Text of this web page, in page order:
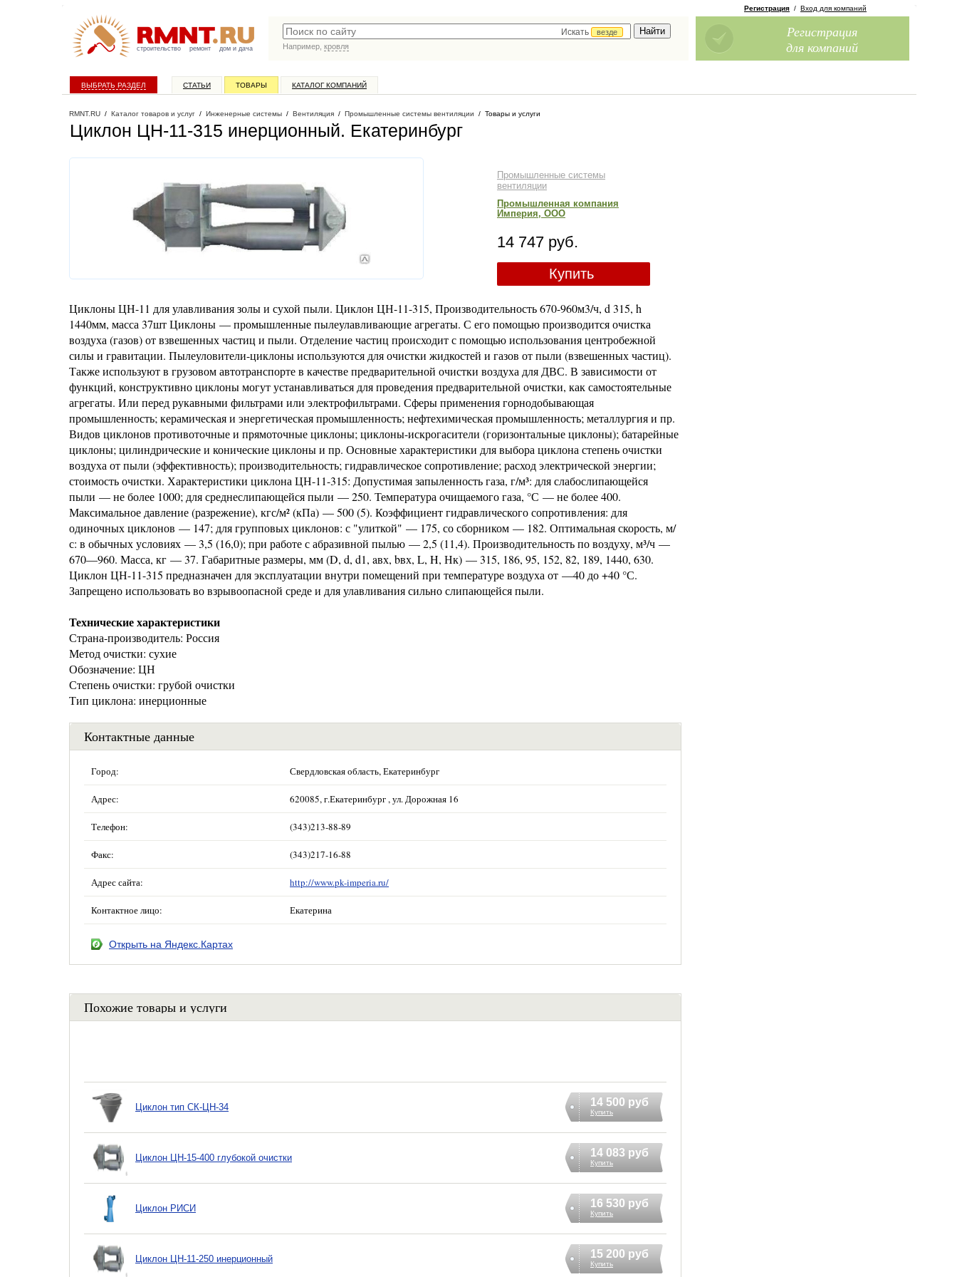
строительство ремонт дом и дача
Искать
везде
Например, кровля
Регистрация / Вход для компаний
Регистрация
для компаний
ВЫБРАТЬ РАЗДЕЛ СТАТЬИ ТОВАРЫ КАТАЛОГ КОМПАНИЙ
RMNT.RU / Каталог товаров и услуг / Инженерные системы / Вентиляция / Промышленные системы вентиляции / Товары и услуги
Циклон ЦН-11-315 инерционный. Екатеринбург
Промышленные системы
вентиляции
Промышленная компания
Империя, ООО
14 747 руб.
Купить
Циклоны ЦН-11 для улавливания золы и сухой пыли. Циклон ЦН-11-315, Производительность 670-960м3/ч, d 315, h
1440мм, масса 37шт Циклоны — промышленные пылеулавливающие агрегаты. С его помощью производится очистка
воздуха (газов) от взвешенных частиц и пыли. Отделение частиц происходит с помощью использования центробежной
силы и гравитации. Пылеуловители-циклоны используются для очистки жидкостей и газов от пыли (взвешенных частиц).
Также используют в грузовом автотранспорте в качестве предварительной очистки воздуха для ДВС. В зависимости от
функций, конструктивно циклоны могут устанавливаться для проведения предварительной очистки, как самостоятельные
агрегаты. Или перед рукавными фильтрами или электрофильтрами. Сферы применения горнодобывающая
промышленность; керамическая и энергетическая промышленность; нефтехимическая промышленность; металлургия и пр.
Видов циклонов противоточные и прямоточные циклоны; циклоны-искрогасители (горизонтальные циклоны); батарейные
циклоны; цилиндрические и конические циклоны и пр. Основные характеристики для выбора циклона степень очистки
воздуха от пыли (эффективность); производительность; гидравлическое сопротивление; расход электрической энергии;
стоимость очистки. Характеристики циклона ЦН-11-315: Допустимая запыленность газа, г/м³: для слабослипающейся
пыли — не более 1000; для среднеслипающейся пыли — 250. Температура очищаемого газа, °С — не более 400.
Максимальное давление (разрежение), кгс/м² (кПа) — 500 (5). Коэффициент гидравлического сопротивления: для
одиночных циклонов — 147; для групповых циклонов: с "улиткой" — 175, со сборником — 182. Оптимальная скорость, м/
с: в обычных условиях — 3,5 (16,0); при работе с абразивной пылью — 2,5 (11,4). Производительность по воздуху, м³/ч —
670—960. Масса, кг — 37. Габаритные размеры, мм (D, d, d1, aвх, bвх, L, H, Нк) — 315, 186, 95, 152, 82, 189, 1440, 630.
Циклон ЦН-11-315 предназначен для эксплуатации внутри помещений при температуре воздуха от —40 до +40 °С.
Запрещено использовать во взрывоопасной среде и для улавливания сильно слипающейся пыли.
Технические характеристики
Страна-производитель: Россия
Метод очистки: сухие
Обозначение: ЦН
Степень очистки: грубой очистки
Тип циклона: инерционные
Контактные данные
Город: Свердловская область, Екатеринбург
Адрес: 620085, г.Екатеринбург , ул. Дорожная 16
Телефон: (343)213-88-89
Факс: (343)217-16-88
Адрес сайта: http://www.pk-imperia.ru/
Контактное лицо: Екатерина
Открыть на Яндекс.Картах
Похожие товары и услуги
Циклон тип СК-ЦН-34 14 500 руб
Купить
Циклон ЦН-15-400 глубокой очистки 14 083 руб
Купить
Циклон РИСИ 16 530 руб
Купить
Циклон ЦН-11-250 инерционный 15 200 руб
Купить